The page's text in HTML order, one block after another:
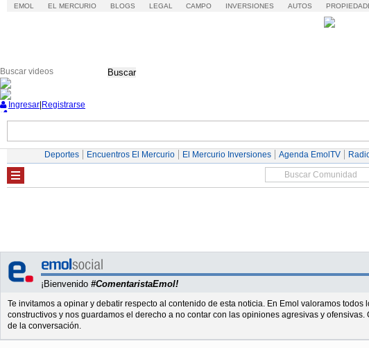
EMOL EL MERCURIO BLOGS LEGAL CAMPO INVERSIONES AUTOS
Buscar
Ingresar Registrarse
Deportes Encuentros El Mercurio El Mercurio Inversiones Agenda EmolTV
¡Bienvenido #ComentaristaEmol!
Te invitamos a opinar y debatir respecto al contenido de esta noticia. En Emol valoramos todos
constructivos y nos guardamos el derecho a no contar con las opiniones agresivas y ofensivas.
de la conversación.